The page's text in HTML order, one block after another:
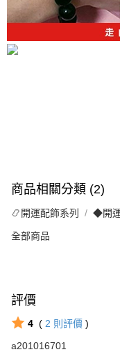
商品相關分類 (2)
📿開運配飾系列 ◆開
全部商品
評價
4 ( 2 則評價 )
a201016701